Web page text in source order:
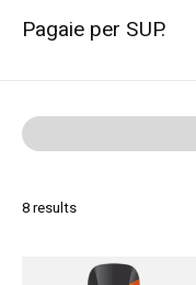
Pagaie per SUP.
8results